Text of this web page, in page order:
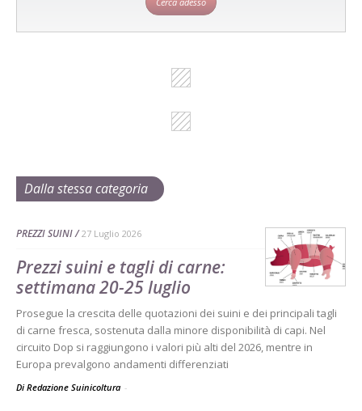
Dalla stessa categoria
PREZZI SUINI 27 Luglio 2026
Prezzi suini e tagli di carne:
settimana 20-25 luglio
Prosegue la crescita delle quotazioni dei suini e dei principali tagli
di carne fresca, sostenuta dalla minore disponibilità di capi. Nel
circuito Dop si raggiungono i valori più alti del 2026, mentre in
Europa prevalgono andamenti differenziati
Di Redazione Suinicoltura -